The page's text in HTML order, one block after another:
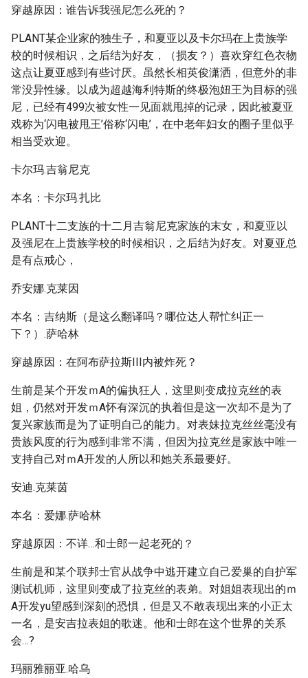
穿越原因：谁告诉我强尼怎么死的？
PLANT某企业家的独生子，和夏亚以及卡尔玛在上贵族学
校的时候相识，之后结为好友，（损友？）喜欢穿红色衣物
这点让夏亚感到有些讨厌。虽然长相英俊潇洒，但意外的非
常没异性缘。以成为超越海利特斯的终极泡妞王为目标的强
尼，已经有499次被女性一见面就甩掉的记录，因此被夏亚
戏称为‘闪电被甩王’俗称‘闪电’，在中老年妇女的圈子里似乎
相当受欢迎。
卡尔玛.吉翁尼克
本名：卡尔玛.扎比
PLANT十二支族的十二月吉翁尼克家族的末女，和夏亚以
及强尼在上贵族学校的时候相识，之后结为好友。对夏亚总
是有点戒心，
乔安娜.克莱因
本名：吉纳斯（是这么翻译吗？哪位达人帮忙纠正一
下？）.萨哈林
穿越原因：在阿布萨拉斯III内被炸死？
生前是某个开发ｍA的偏执狂人，这里则变成拉克丝的表
姐，仍然对开发ｍA怀有深沉的执着但是这一次却不是为了
复兴家族而是为了证明自己的能力。对表妹拉克丝丝毫没有
贵族风度的行为感到非常不满，但因为拉克丝是家族中唯一
支持自己对ｍA开发的人所以和她关系最要好。
安迪.克莱茵
本名：爱娜.萨哈林
穿越原因：不详…和士郎一起老死的？
生前是和某个联邦士官从战争中逃开建立自己爱巢的自护军
测试机师，这里则变成了拉克丝的表弟。对姐姐表现出的ｍ
A开发yu望感到深刻的恐惧，但是又不敢表现出来的小正太
一名，是安吉拉表姐的歌迷。他和士郎在这个世界的关系
会…?
玛丽雅丽亚.哈乌